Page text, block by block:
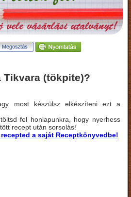
Tikvara (tökpite)?
most készülsz elkészíteni ezt a
fel honlapunkra, hogy nyerhess
recept után sorsolás!
a saját Receptkönyvedbe!